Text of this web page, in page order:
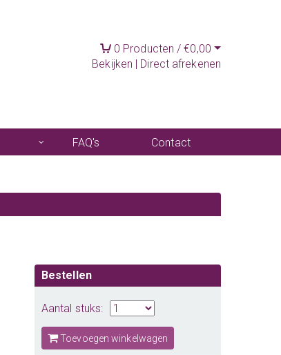
0 Producten /€0,00
Bekijken | Direct afrekenen
FAQ's
Contact
Bestellen
Aantal stuks:
Toevoegen winkelwagen